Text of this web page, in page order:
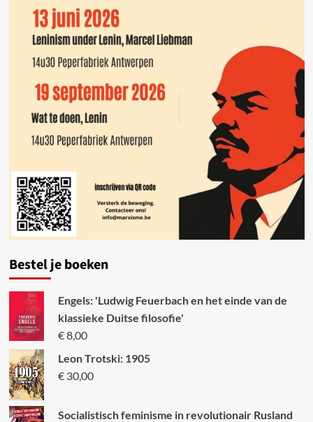
Bestel je boeken
Engels: 'Ludwig Feuerbach en het einde van de
klassieke Duitse filosofie'
€8,00
Leon Trotski: 1905
€30,00
Socialistisch feminisme in revolutionair Rusland